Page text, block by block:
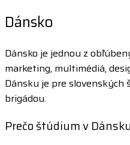
Dánsko
Dánsko je jednou z
marketing, multimédiá,
Dánsku je pre
brigádou.
Prečo štúdium v